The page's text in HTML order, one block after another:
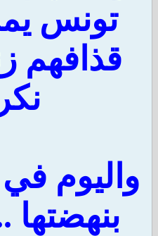
تونس
قذافهم
واليوم
بنهضتها